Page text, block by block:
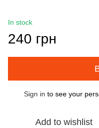
In stock
240 грн
Sign in to see your
Add to wishlist